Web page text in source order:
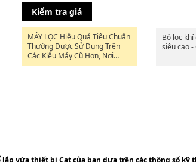
Kiểm tra giá
MÁY LỌC Hiệu Quả Tiêu Chuẩn
Thường Được Sử Dụng Trên
Các Kiểu Máy Cũ Hơn, Nơi
Dung Sai Dễ Tha Thứ Hơn.
Bộ lọc
siêu cao -
vừa thiết bị Cat của bạn dựa trên các thông số kỹ